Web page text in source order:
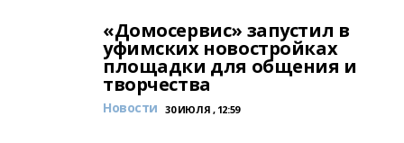
«Домосервис» запустил в
уфимских новостройках
площадки для общения и
творчества
Новости 30 ИЮЛЯ , 12:59